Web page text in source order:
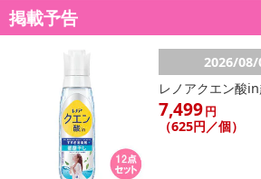
掲載予告
2026/08/
レノアクエン酸
7,499円
（625円／個）